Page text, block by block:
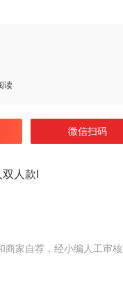
读
微信扫码
人款I
家自荐，经小编人工审